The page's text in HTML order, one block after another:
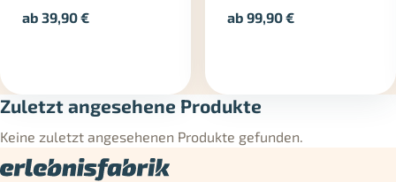
ab39,90€ ab99,90€
Zuletzt angesehene Produkte
Keine zuletzt angesehenen Produkte gefunden.